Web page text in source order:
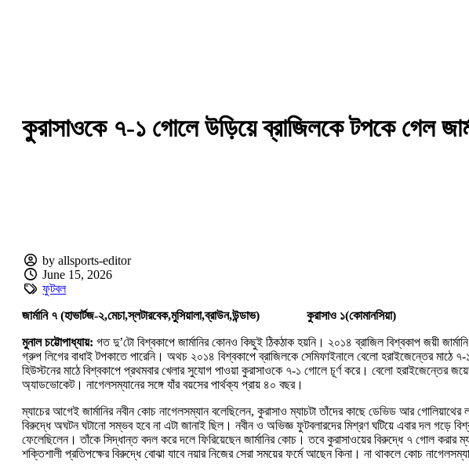
কুরাসাওকে ৭-‌১ গোলে উড়িয়ে ব্রাজিলকে টপকে গেল
by allsports-editor
June 15, 2026
ফুটবল
জার্মানি ৭ (‌হাভার্টজ-‌২,মেচা,স্লটারবেক,মুসিয়ালা,ব্রাউন,উন্ডাভ)‌
কুরাসাও ১(‌কোমানসিয়া)‌
মুনাল চট্টোপাধ্যায়:‌ গত দু’‌টো বিশ্বকাপে জার্মানির কোনও কিছুই ঠিকঠাক হয়নি। ২০১৪ ব্রাজিল বিশ্বকাপ জয়ী
গ্রুপ লিগের বাধাই টপকাতে পারেনি। অথচ ২০১৪ বিশ্বকাপে ব্রাজিলকে সেমিফাইনালে বেলো হরাইজেন্তের মাঠে ৭-‌
হিউস্টনের মাঠে বিশ্বকাপে প্রথমবার খেলার সুযোগ পাওয়া কুরাসাওকে ৭-‌১ গোলে চূর্ণ করে। বেলো হরাইজেন্তের
অ্যাডভোকেট। নাগেলসম্যানের সঙ্গে যাঁর বয়সের পার্থক্য প্রায় ৪০ বছর।
ম্যাচের আগেই জার্মানির নবীন কোচ নাগেলসম্যান বলেছিলেন, কুরাসাও ম্যাচটা তাঁদের কাছে ডেভিড আর গোলিয়াথের
বিরুদ্ধে অঘটন ঘটানো সম্ভব হবে না এটা জানাই ছিল। নবীন ও অভিজ্ঞ ফুটবলারদের মিশ্রণ ঘটিয়ে এবার দল গড়ে
ফেলেছিলেন। তাঁকে সিদ্ধান্ত বদল করে দলে ফিরিয়েছেন জার্মানির কোচ। তবে কুরাসাওয়ের বিরুদ্ধে ৭ গোল করার
শক্তিশালী প্রতিপক্ষের বিরুদ্ধে বোঝা যাবে নয়ার নিজের সেরা সময়ের ফর্মে আছেন কিনা। না থাকলে কোচ